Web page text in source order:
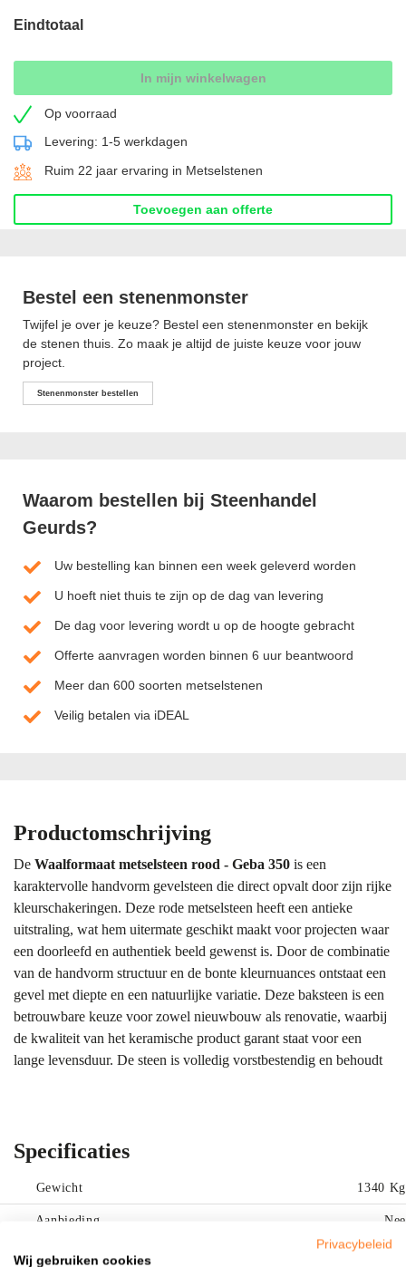
Eindtotaal
In mijn winkelwagen
Op voorraad
Levering: 1-5 werkdagen
Ruim 22 jaar ervaring in Metselstenen
Toevoegen aan offerte
Bestel een stenenmonster
Twijfel je over je keuze? Bestel een stenenmonster en bekijk
de stenen thuis. Zo maak je altijd de juiste keuze voor jouw
project.
Stenenmonster bestellen
Waarom bestellen bij Steenhandel
Geurds?
Uw bestelling kan binnen een week geleverd worden
U hoeft niet thuis te zijn op de dag van levering
De dag voor levering wordt u op de hoogte gebracht
Offerte aanvragen worden binnen 6 uur beantwoord
Meer dan 600 soorten metselstenen
Veilig betalen via iDEAL
Productomschrijving
De Waalformaat metselsteen rood - Geba 350 is een
karaktervolle handvorm gevelsteen die direct opvalt door zijn rijke
kleurschakeringen. Deze rode metselsteen heeft een antieke
uitstraling, wat hem uitermate geschikt maakt voor projecten waar
een doorleefd en authentiek beeld gewenst is. Door de combinatie
van de handvorm structuur en de bonte kleurnuances ontstaat een
gevel met diepte en een natuurlijke variatie. Deze baksteen is een
betrouwbare keuze voor zowel nieuwbouw als renovatie, waarbij
de kwaliteit van het keramische product garant staat voor een
lange levensduur. De steen is volledig vorstbestendig en behoudt
Meng bovendien altijd meerdere pallets diagonaal voor een
Kleur & uitstraling
De basis van de Geba 350 is een diepe rode tint, die wordt
aangevuld met bonte nuances die variëren van lichter oranjerood
Specificaties
Gewicht 1340 Kg
Aanbieding Nee
Kleur Rood
Privacybeleid
Wij gebruiken cookies